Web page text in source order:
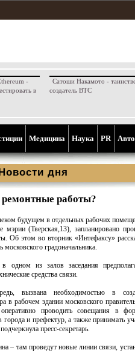
-
в
Сатоши Накамото -
создатель BTC
Медицина Наука PR Aвто
дня
работы?
будущем в отдельных рабочих
мэрии (Тверская,13), запланировано
Об этом во вторник «Интефаксу»
московского градоначальника.
одном из залов заседания
средства связи.
вызвана необходимостью в
в рабочем здании московского
проводить совещания в
и префектур, а также принимать
пресс-секретарь.
– там проведут новые линии связи,